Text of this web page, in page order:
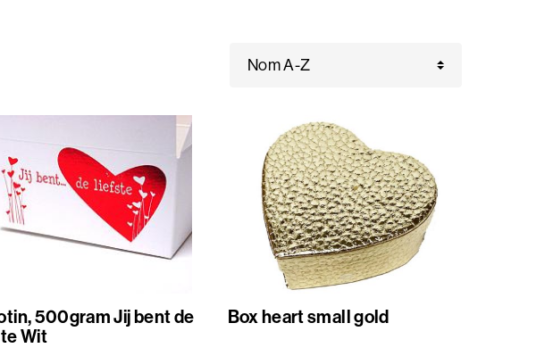
500gram Jij bent de
liefste Wit
Box heart small gold